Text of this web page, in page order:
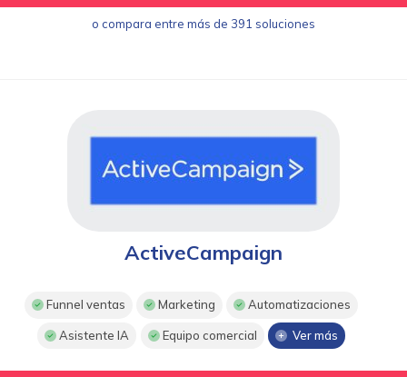
o compara entre más de 391 soluciones
ActiveCampaign
Funnel ventas Marketing Automatizaciones
Asistente IA Equipo comercial Ver más